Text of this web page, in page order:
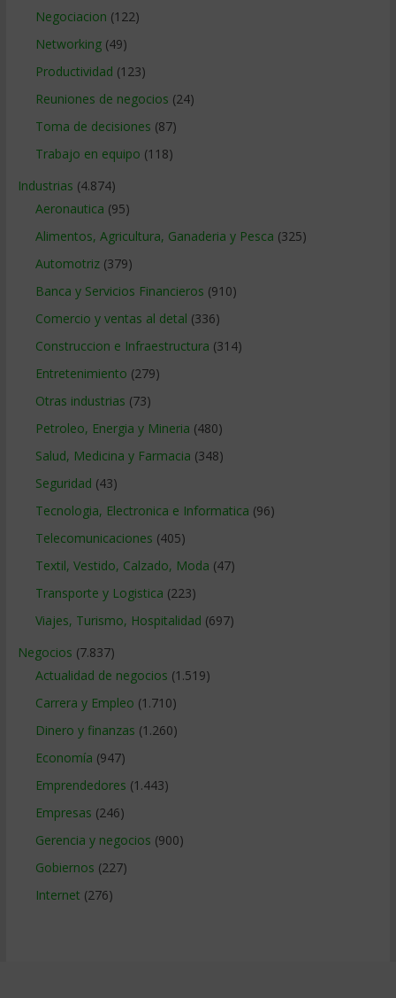
Negociacion (122)
Networking(49)
Productividad (123)
Reuniones de negocios (24)
Toma de decisiones (87)
Trabajo en equipo (118)
Industrias (4.874)
Aeronautica (95)
Alimentos, Agricultura, Ganaderia y Pesca (325)
Automotriz(379)
Banca y Servicios Financieros (910)
Comercio y ventas al detal (336)
Construccion e Infraestructura (314)
Entretenimiento (279)
Otras industrias (73)
Petroleo, Energia y Mineria (480)
Salud, Medicina y Farmacia (348)
Seguridad (43)
Tecnologia, Electronica e Informatica (96)
Telecomunicaciones (405)
Textil, Vestido, Calzado, Moda (47)
Transporte y Logistica (223)
Viajes, Turismo, Hospitalidad (697)
Negocios (7.837)
Actualidad de negocios (1.519)
Carrera y Empleo (1.710)
Dinero y finanzas (1.260)
Economía (947)
Emprendedores (1.443)
Empresas (246)
Gerencia y negocios (900)
Gobiernos (227)
Internet (276)